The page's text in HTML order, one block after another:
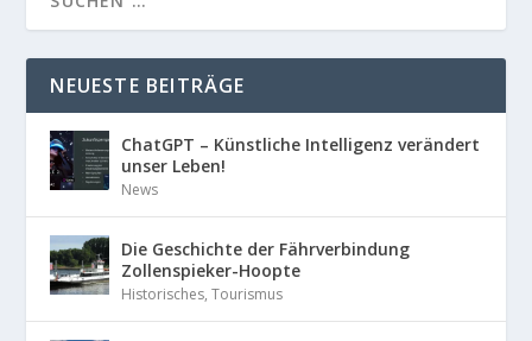
NEUESTE BEITRÄGE
ChatGPT – Künstliche Intelligenz verändert
unser Leben!
News
Die Geschichte der Fährverbindung
Zollenspieker-Hoopte
Historisches,Tourismus